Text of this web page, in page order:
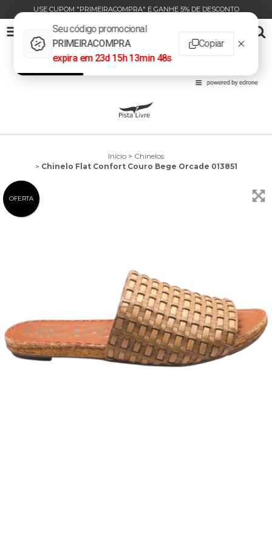
USE CUPOM "PRIMEIRACOMPRA" E GANHE 5% DE DESCONTO
CHINELO FLAT CONFORT COURO BEGE ORCADE 013851
INÍCIO
Início > Chinelos
> Chinelo Flat Confort Couro Bege Orcade 013851
OFERTA